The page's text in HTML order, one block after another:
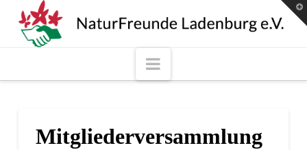
NaturFreunde
Ladenburg
e.V.
Navigation
Mitgliederversammlung